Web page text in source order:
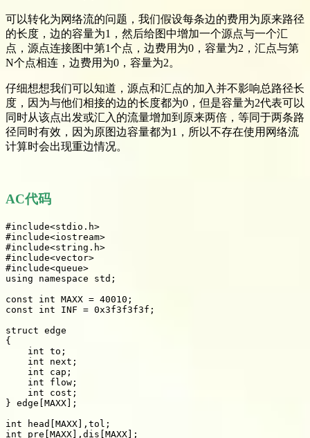
可以转化为网络流的问题，我们假设每条边的费用为原来路径
的长度，边的容量为1，然后给图中增加一个源点与一个汇
点，源点连接图中第1个点，边费用为0，容量为2，汇点与第
N个点相连，边费用为0，容量为2。
仔细想想我们可以知道，源点和汇点的加入并不影响总路径长
度，因为与他们相接的边的长度都为0，但是容量为2代表可以
同时从该点出发或汇入的流量增加到原来两倍，等同于两条路
径同时有效，因为原图边容量都为1，所以不存在使用网络流
计算时会出现重边情况。
AC代码
#include<stdio.h>
#include<iostream>
#include<string.h>
#include<vector>
#include<queue>
using namespace std;
const int MAXX = 40010;
const int INF = 0x3f3f3f3f;
struct edge
{
    int to;
    int next;
    int cap;
    int flow;
    int cost;
} edge[MAXX];
int head[MAXX],tol;
int pre[MAXX],dis[MAXX];